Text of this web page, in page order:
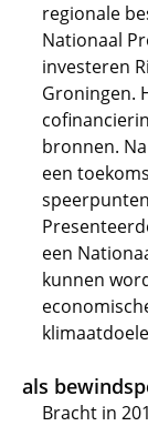
regionale
Nationaal
investeren
Groningen.
bronnen.
een
een
kunnen
als
Bracht in